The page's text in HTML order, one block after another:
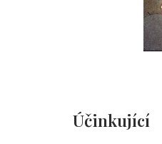
Účinkující